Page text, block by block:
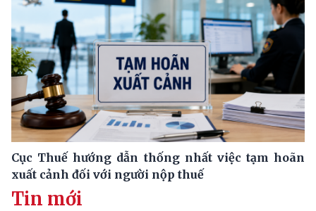
Cục Thuế hướng dẫn thống nhất việc tạm hoãn
xuất cảnh đối với người nộp thuế
Tin mới